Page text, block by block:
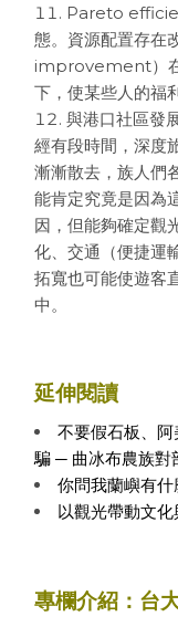
Pareto
態。資源配置存在
improvement）在
下，使某些人的福
與港口社區發
經有段時間，深度
漸漸散去，族人們
能肯定究竟是因為
因，但能夠確定觀
化、交通（便捷運
拓寬也可能使遊客
中。
延伸閱讀
不要假石板、
騙 ─ 曲冰布農族對
你問我蘭嶼有
以觀光帶動文
專欄介紹：台